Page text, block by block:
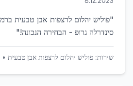
"פוליש יהלום לרצפות אבן טבעית
סינדרלה גרופ - הבחירה הנכונה!"
שירות: פוליש יהלום לרצפות אבן טבעית •